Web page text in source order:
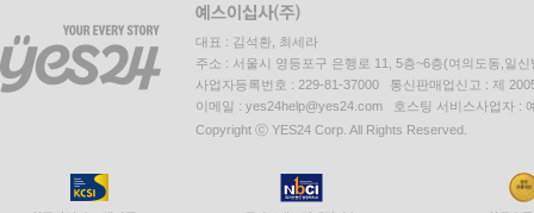
대표 : 김석환, 최세라
주소 : 서울시 영등포구 은행로 11, 5층~6층(여의도동,일신
사업자등록번호 : 229-81-37000 통신판매업신고 : 제
이메일 : yes24help@yes24.com 호스팅 서비스사업자 :
Copyright ⓒ YES24 Corp. All Rights Reserved.